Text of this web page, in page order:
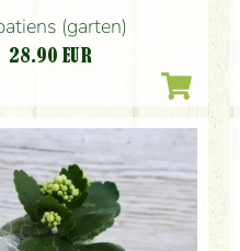
(garten)
28.90 EUR